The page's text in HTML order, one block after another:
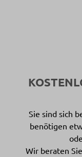
Sie sind sich
benötigen
Wir beraten